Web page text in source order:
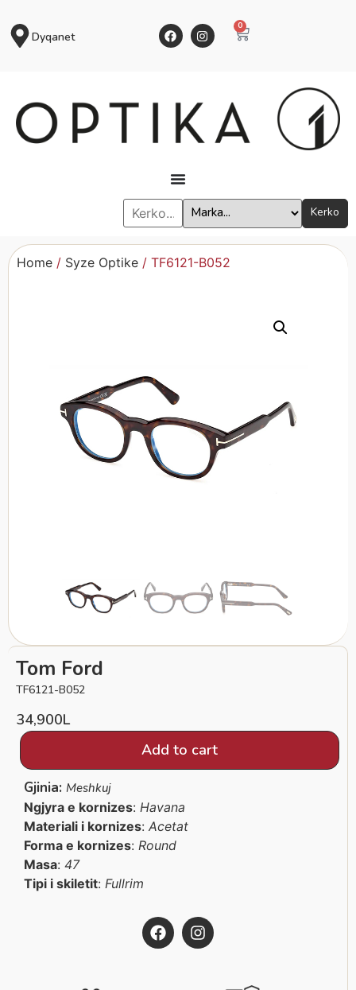
Dyqanet
0
Kerko
Home / Syze Optike / TF6121-B052
Tom Ford
TF6121-B052
34,900L
Add to cart
Gjinia: Meshkuj
Ngjyra e kornizes: Havana
Materiali i kornizes: Acetat
Forma e kornizes: Round
Masa: 47
Tipi i skiletit: Fullrim